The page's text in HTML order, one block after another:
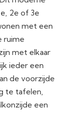
2e of 3e
met een
ruime
met elkaar
ieder een
de voorzijde
te tafelen,
een